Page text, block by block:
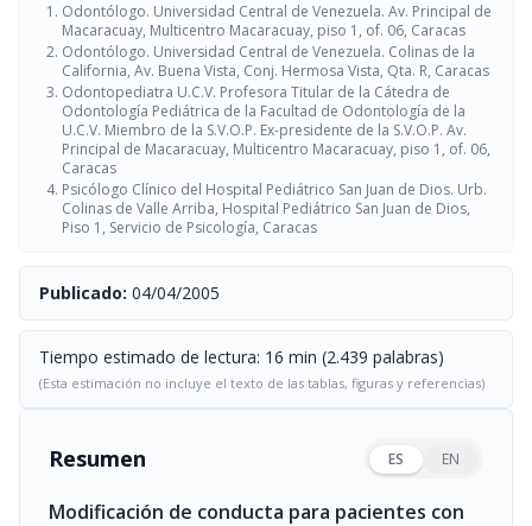
Odontólogo. Universidad Central de Venezuela. Av. Principal de
Macaracuay, Multicentro Macaracuay, piso 1, of. 06, Caracas
Odontólogo. Universidad Central de Venezuela. Colinas de la
California, Av. Buena Vista, Conj. Hermosa Vista, Qta. R, Caracas
Odontopediatra U.C.V. Profesora Titular de la Cátedra de
Odontología Pediátrica de la Facultad de Odontología de la
U.C.V. Miembro de la S.V.O.P. Ex-presidente de la S.V.O.P. Av.
Principal de Macaracuay, Multicentro Macaracuay, piso 1, of. 06,
Caracas
Psicólogo Clínico del Hospital Pediátrico San Juan de Dios. Urb.
Colinas de Valle Arriba, Hospital Pediátrico San Juan de Dios,
Piso 1, Servicio de Psicología, Caracas
Publicado: 04/04/2005
Tiempo estimado de lectura: 16 min (2.439 palabras)
(Esta estimación no incluye el texto de las tablas, figuras y referencias)
Resumen ES EN
Modificación de conducta para pacientes con